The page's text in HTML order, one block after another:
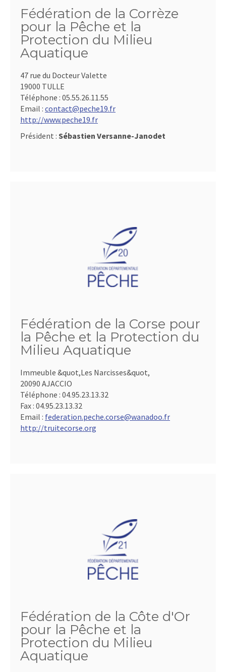
Fédération de la Corrèze
pour la Pêche et la
Protection du Milieu
Aquatique
47 rue du Docteur Valette
19000 TULLE
Téléphone : 05.55.26.11.55
Email : contact@peche19.fr
http://www.peche19.fr
Président : Sébastien Versanne-Janodet
Fédération de la Corse pour
la Pêche et la Protection du
Milieu Aquatique
Immeuble &quot,Les Narcisses&quot,
20090 AJACCIO
Téléphone : 04.95.23.13.32
Fax : 04.95.23.13.32
Email : federation.peche.corse@wanadoo.fr
http://truitecorse.org
Fédération de la Côte d'Or
pour la Pêche et la
Protection du Milieu
Aquatique